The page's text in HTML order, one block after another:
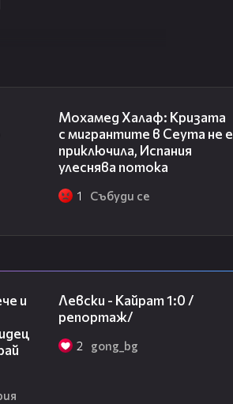
Мохамед Халаф: Кризата
с мигрантите в Сеута не е
приключила, Испания
улеснява потока
1 Събуди се
и
Левски - Кайрат 1:0 /
репортаж/
2 gong_bg